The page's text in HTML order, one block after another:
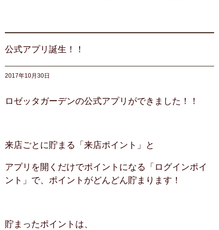
公式アプリ誕生！！
2017年10月30日
ロゼッタガーデンの公式アプリができました！！
来店ごとに貯まる「来店ポイント」と
アプリを開くだけでポイントになる「ログインポイ
ント」で、ポイントがどんどん貯まります！
貯まったポイントは、